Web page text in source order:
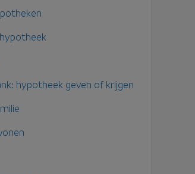
hypotheek geven of krijgen